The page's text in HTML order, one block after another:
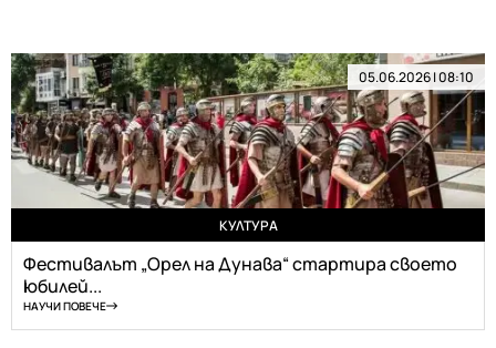
05.06.2026 | 08:10
КУЛТУРА
Фестивалът „Орел на Дунава“ стартира своето
юбилей...
НАУЧИ ПОВЕЧЕ